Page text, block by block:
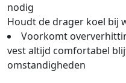
nodig
Houdt de drager koel bij
Voorkomt
vest altijd comfortabel
omstandigheden